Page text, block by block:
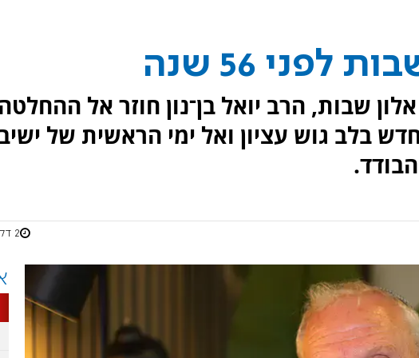
56 שנה
אלון שבות, הרב יואל בן־נון חוזר אל
בלב גוש עציון ואל ימי הראשית של
2 דקות